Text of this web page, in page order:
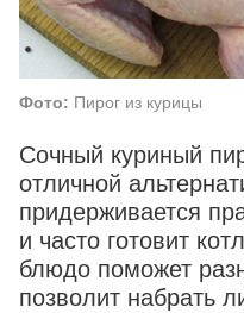
Фото: Пирог из курицы
Сочный куриный
отличной
придерживается
и часто готовит
блюдо поможет
позволит набрать